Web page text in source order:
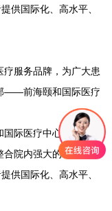
供国际化、高水平、
服务品牌，为广大患
——前海颐和国际医疗
际医疗中心秉承为患
院内强大的专家团队
供国际化、高水平、